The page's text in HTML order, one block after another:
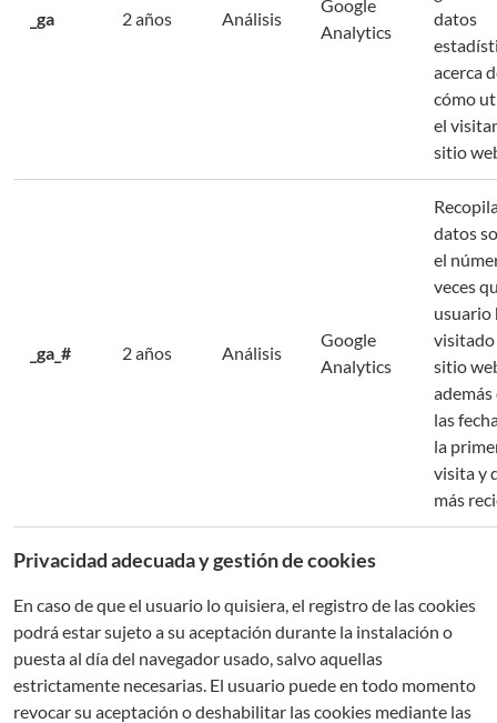
_ga 2 años Análisis
Google
Analytics
datos
acerca
cómo
el
sitio
_ga_# 2 años Análisis
Google
Analytics
datos
el
veces
usuario
visitado
sitio
además
las
la
visita y
más
Privacidad adecuada y gestión de cookies
En caso de que el usuario lo quisiera, el registro de las cookies
podrá estar sujeto a su aceptación durante la instalación o
puesta al día del navegador usado, salvo aquellas
estrictamente necesarias. El usuario puede en todo momento
revocar su aceptación o deshabilitar las cookies mediante las